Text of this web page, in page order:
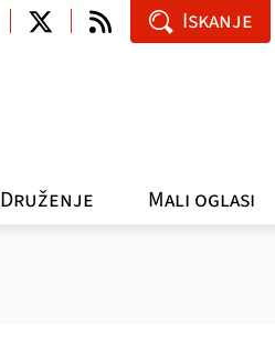
Druženje Mali oglasi
Iskanje